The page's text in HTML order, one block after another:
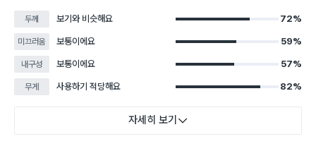
두께 보기와 비슷해요 72%
미끄러움 보통이에요 59%
내구성 보통이에요 57%
무게 사용하기 적당해요 82%
자세히 보기